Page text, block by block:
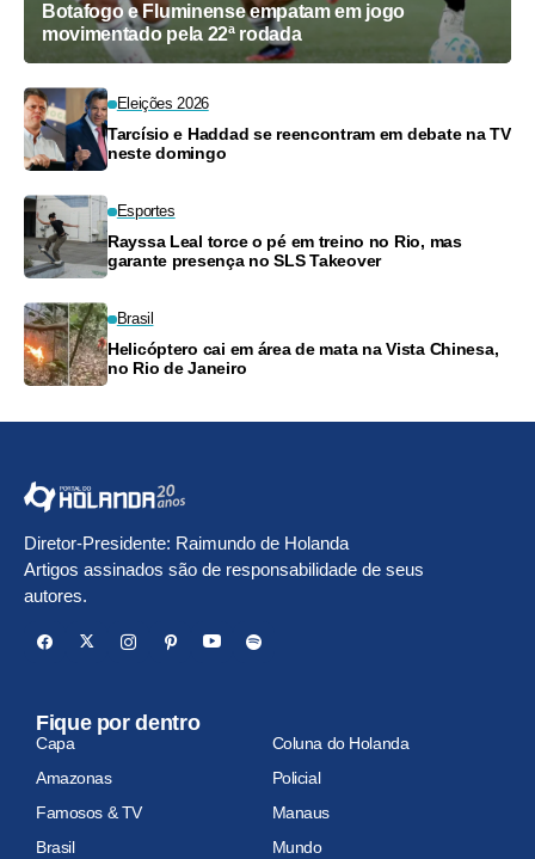
Botafogo e Fluminense empatam em jogo
movimentado pela 22ª rodada
Eleições 2026
Tarcísio e Haddad se reencontram em debate na TV
neste domingo
Esportes
Rayssa Leal torce o pé em treino no Rio, mas
garante presença no SLS Takeover
Brasil
Helicóptero cai em área de mata na Vista Chinesa,
no Rio de Janeiro
Diretor-Presidente: Raimundo de Holanda
Artigos assinados são de responsabilidade de seus
autores.
Fique por dentro
Capa
Coluna do Holanda
Amazonas
Policial
Famosos & TV
Manaus
Brasil
Mundo